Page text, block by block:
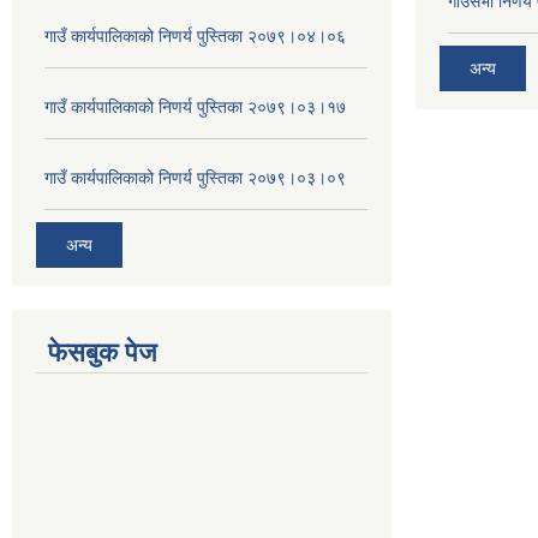
गाउँ कार्यपालिकाको निणर्य पुस्तिका २०७९।०४।०६
गाउँ कार्यपालिकाको निणर्य पुस्तिका २०७९।०३।१७
गाउँ कार्यपालिकाको निणर्य पुस्तिका २०७९।०३।०९
अन्य
अन्य
फेसबुक पेज